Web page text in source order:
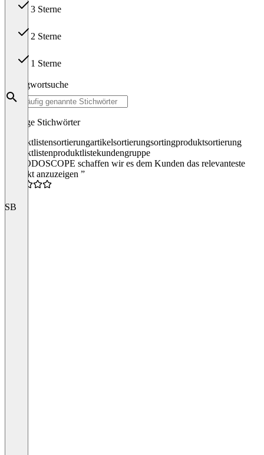
3 Sterne
2 Sterne
1 Sterne
Schlagwortsuche
Häufige Stichwörter
produktlistensortierungartikelsortierungsortingproduktsortierung
produktlistenproduktlistekundengruppe
“Mit ODOSCOPE schaffen wir es dem Kunden das relevanteste
Produkt anzuzeigen ”
SB